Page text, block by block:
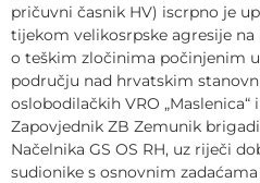
pričuvni časnik HV) iscrpno je
tijekom velikosrpske agresije
o teškim zločinima počinjenim
području nad hrvatskim
oslobodilačkih VRO
Zapovjednik ZB Zemunik
Načelnika GS OS RH, uz riječi
sudionike s osnovnim